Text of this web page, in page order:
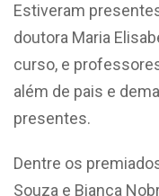
Estiveram
doutora Maria
curso, e
além de pais e
presentes.
Dentre os
Souza e Bianca